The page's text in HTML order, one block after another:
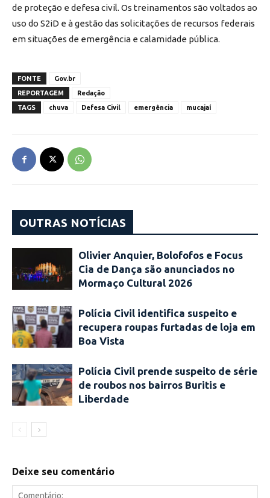
de proteção e defesa civil. Os treinamentos são voltados ao
uso do S2iD e à gestão das solicitações de recursos federais
em situações de emergência e calamidade pública.
FONTE
Gov.br
REPORTAGEM
Redação
TAGS
chuva Defesa Civil emergência mucajaí
OUTRAS NOTÍCIAS
Olivier Anquier, Bolofofos e Focus
Cia de Dança são anunciados no
Mormaço Cultural 2026
Polícia Civil identifica suspeito e
recupera roupas furtadas de loja em
Boa Vista
Polícia Civil prende suspeito de série
de roubos nos bairros Buritis e
Liberdade
Deixe seu comentário